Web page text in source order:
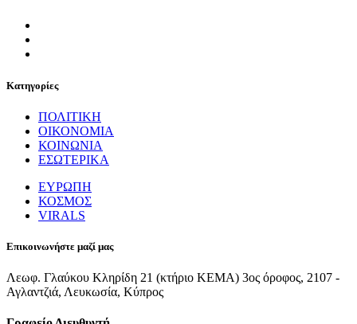
Κατηγορίες
ΠΟΛΙΤΙΚΗ
ΟΙΚΟΝΟΜΙΑ
ΚΟΙΝΩΝΙΑ
ΕΣΩΤΕΡΙΚΑ
ΕΥΡΩΠΗ
ΚΟΣΜΟΣ
VIRALS
Επικοινωνήστε μαζί μας
Λεωφ. Γλαύκου Κληρίδη 21 (κτήριο ΚΕΜΑ) 3ος όροφος, 2107 -
Αγλαντζιά, Λευκωσία, Κύπρος